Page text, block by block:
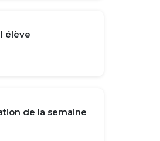
élève
de la semaine